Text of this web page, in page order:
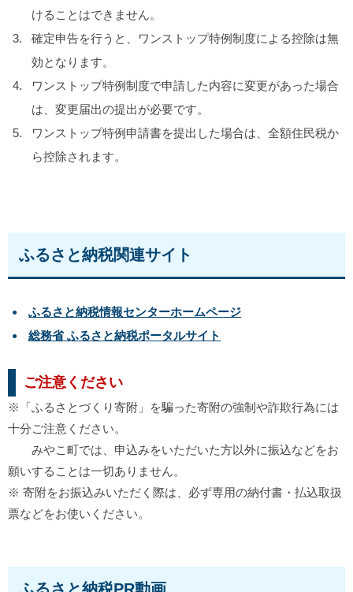
けることはできません。
確定申告を行うと、ワンストップ特例制度による控除は無
効となります。
ワンストップ特例制度で申請した内容に変更があった場合
は、変更届出の提出が必要です。
ワンストップ特例申請書を提出した場合は、全額住民税か
ら控除されます。
ふるさと納税関連サイト
ふるさと納税情報センターホームページ
総務省 ふるさと納税ポータルサイト
ご注意ください
※「ふるさとづくり寄附」を騙った寄附の強制や詐欺行為には
十分ご注意ください。
みやこ町では、申込みをいただいた方以外に振込などをお
願いすることは一切ありません。
※ 寄附をお振込みいただく際は、必ず専用の納付書・払込取扱
票などをお使いください。